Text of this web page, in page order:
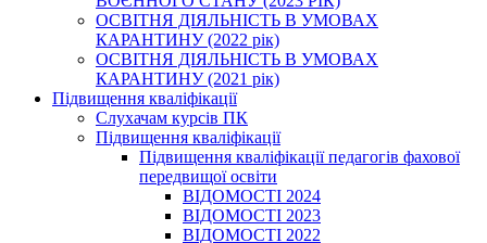
ОСВІТНЯ ДІЯЛЬНІСТЬ В УМОВАХ
КАРАНТИНУ (2022 рік)
ОСВІТНЯ ДІЯЛЬНІСТЬ В УМОВАХ
КАРАНТИНУ (2021 рік)
Підвищення кваліфікації
Слухачам курсів ПК
Підвищення кваліфікації
Підвищення кваліфікації педагогів фахової
передвищої освіти
ВІДОМОСТІ 2024
ВІДОМОСТІ 2023
ВІДОМОСТІ 2022